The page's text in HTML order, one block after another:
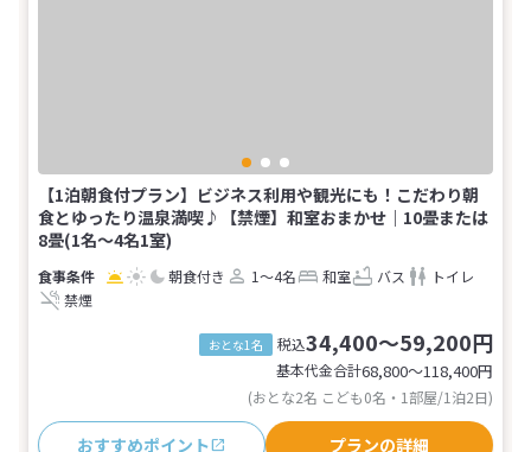
【1泊朝食付プラン】ビジネス利用や観光にも！こだわり朝
食とゆったり温泉満喫♪【禁煙】和室おまかせ｜10畳または
8畳(1名～4名1室)
朝食付き 1～4名 和室 バス
トイレ
禁煙
おとな1名 税込34,400～59,200円
基本代金合計68,800〜118,400円
(おとな2名 こども0名・1部屋/1泊2日)
おすすめポイント プランの詳細